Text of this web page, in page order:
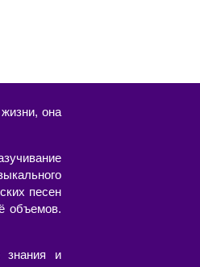
она
песен
объемов.
знания и